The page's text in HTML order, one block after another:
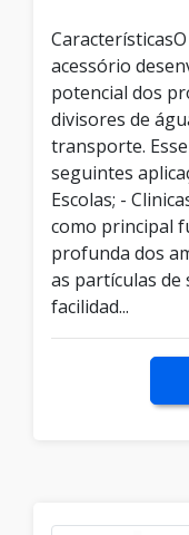
acessório
potencial dos
divisores de
transporte.
seguintes
Escolas; -
como principal
profunda dos
as partículas de
facilidad...